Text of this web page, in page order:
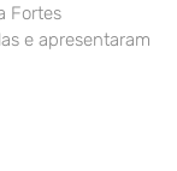
Fortes
e apresentaram